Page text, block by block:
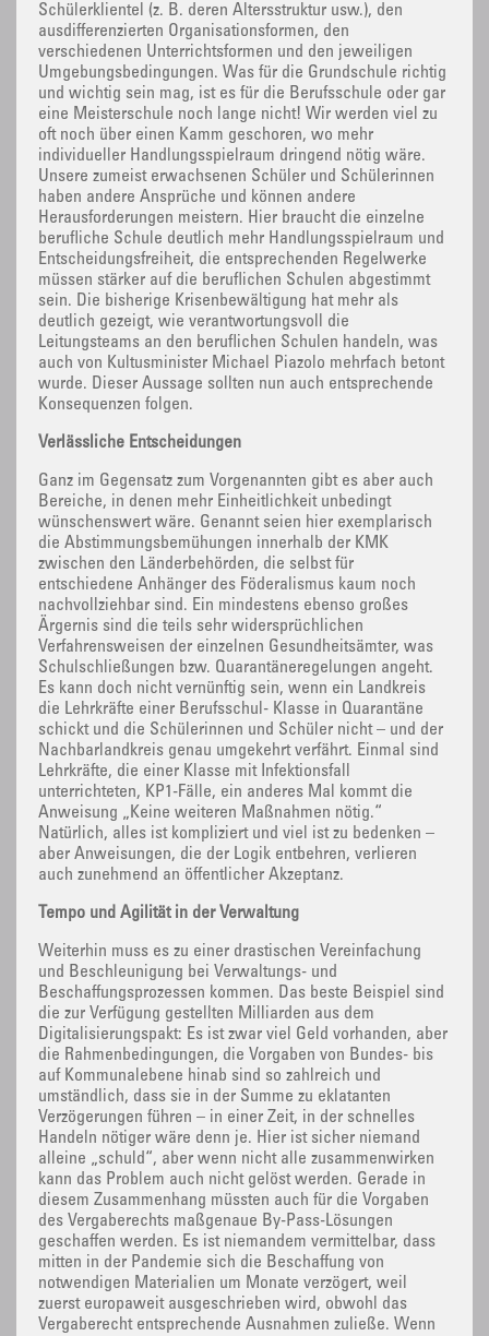
Schülerklientel (z. B. deren Altersstruktur usw.), den
ausdifferenzierten Organisationsformen, den
verschiedenen Unterrichtsformen und den jeweiligen
Umgebungsbedingungen. Was für die Grundschule richtig
und wichtig sein mag, ist es für die Berufsschule oder gar
eine Meisterschule noch lange nicht! Wir werden viel zu
oft noch über einen Kamm geschoren, wo mehr
individueller Handlungsspielraum dringend nötig wäre.
Unsere zumeist erwachsenen Schüler und Schülerinnen
haben andere Ansprüche und können andere
Herausforderungen meistern. Hier braucht die einzelne
berufliche Schule deutlich mehr Handlungsspielraum und
Entscheidungsfreiheit, die entsprechenden Regelwerke
müssen stärker auf die beruflichen Schulen abgestimmt
sein. Die bisherige Krisenbewältigung hat mehr als
deutlich gezeigt, wie verantwortungsvoll die
Leitungsteams an den beruflichen Schulen handeln, was
auch von Kultusminister Michael Piazolo mehrfach betont
wurde. Dieser Aussage sollten nun auch entsprechende
Konsequenzen folgen.
Verlässliche Entscheidungen
Ganz im Gegensatz zum Vorgenannten gibt es aber auch
Bereiche, in denen mehr Einheitlichkeit unbedingt
wünschenswert wäre. Genannt seien hier exemplarisch
die Abstimmungsbemühungen innerhalb der KMK
zwischen den Länderbehörden, die selbst für
entschiedene Anhänger des Föderalismus kaum noch
nachvollziehbar sind. Ein mindestens ebenso großes
Ärgernis sind die teils sehr widersprüchlichen
Verfahrensweisen der einzelnen Gesundheitsämter, was
Schulschließungen bzw. Quarantäneregelungen angeht.
Es kann doch nicht vernünftig sein, wenn ein Landkreis
die Lehrkräfte einer Berufsschul- Klasse in Quarantäne
schickt und die Schülerinnen und Schüler nicht – und der
Nachbarlandkreis genau umgekehrt verfährt. Einmal sind
Lehrkräfte, die einer Klasse mit Infektionsfall
unterrichteten, KP1-Fälle, ein anderes Mal kommt die
Anweisung „Keine weiteren Maßnahmen nötig.“
Natürlich, alles ist kompliziert und viel ist zu bedenken –
aber Anweisungen, die der Logik entbehren, verlieren
auch zunehmend an öffentlicher Akzeptanz.
Tempo und Agilität in der Verwaltung
Weiterhin muss es zu einer drastischen Vereinfachung
und Beschleunigung bei Verwaltungs- und
Beschaffungsprozessen kommen. Das beste Beispiel sind
die zur Verfügung gestellten Milliarden aus dem
Digitalisierungspakt: Es ist zwar viel Geld vorhanden, aber
die Rahmenbedingungen, die Vorgaben von Bundes- bis
auf Kommunalebene hinab sind so zahlreich und
umständlich, dass sie in der Summe zu eklatanten
Verzögerungen führen – in einer Zeit, in der schnelles
Handeln nötiger wäre denn je. Hier ist sicher niemand
alleine „schuld“, aber wenn nicht alle zusammenwirken
kann das Problem auch nicht gelöst werden. Gerade in
diesem Zusammenhang müssten auch für die Vorgaben
des Vergaberechts maßgenaue By-Pass-Lösungen
geschaffen werden. Es ist niemandem vermittelbar, dass
mitten in der Pandemie sich die Beschaffung von
notwendigen Materialien um Monate verzögert, weil
zuerst europaweit ausgeschrieben wird, obwohl das
Vergaberecht entsprechende Ausnahmen zuließe. Wenn